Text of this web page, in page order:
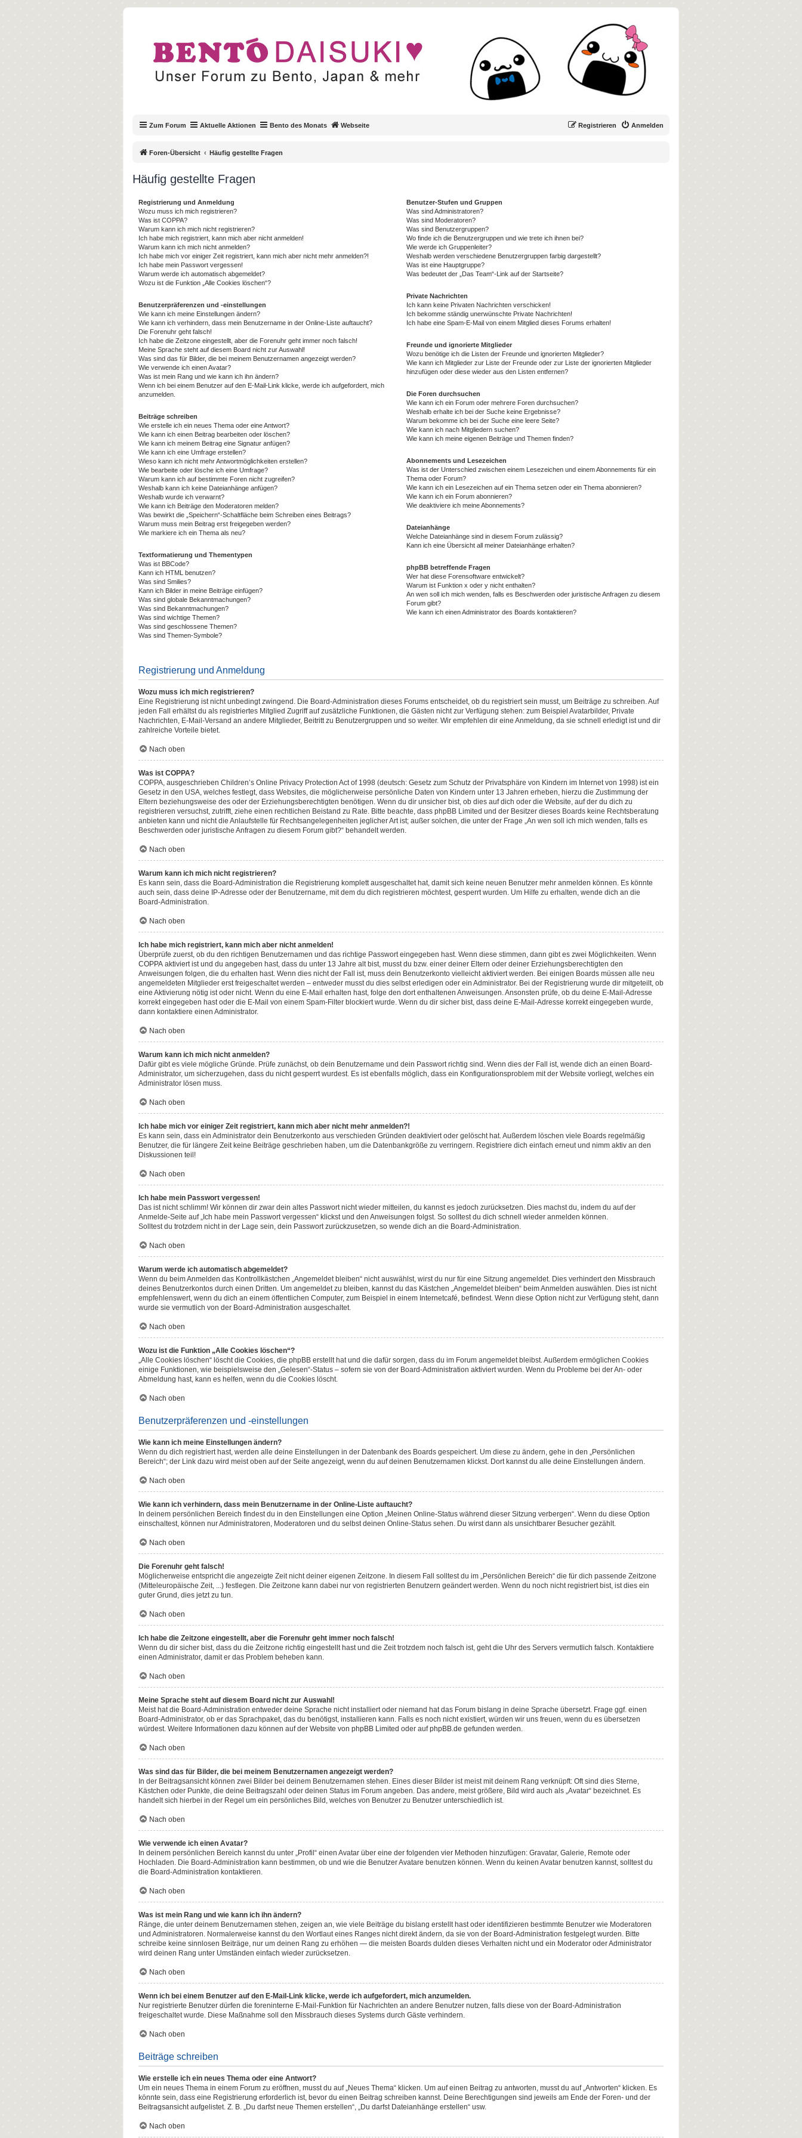
Zum Forum Aktuelle Aktionen Bento des Monats Webseite Anmelden
Registrieren
Foren-Übersicht Häufig gestellte Fragen
Häufig gestellte Fragen
Registrierung und Anmeldung
Wozu muss ich mich registrieren?
Was ist COPPA?
Warum kann ich mich nicht registrieren?
Ich habe mich registriert, kann mich aber nicht anmelden!
Warum kann ich mich nicht anmelden?
Ich habe mich vor einiger Zeit registriert, kann mich aber nicht mehr anmelden?!
Ich habe mein Passwort vergessen!
Warum werde ich automatisch abgemeldet?
Wozu ist die Funktion „Alle Cookies löschen“?
Benutzerpräferenzen und -einstellungen
Wie kann ich meine Einstellungen ändern?
Wie kann ich verhindern, dass mein Benutzername in der Online-Liste auftaucht?
Die Forenuhr geht falsch!
Ich habe die Zeitzone eingestellt, aber die Forenuhr geht immer noch falsch!
Meine Sprache steht auf diesem Board nicht zur Auswahl!
Was sind das für Bilder, die bei meinem Benutzernamen angezeigt werden?
Wie verwende ich einen Avatar?
Was ist mein Rang und wie kann ich ihn ändern?
Wenn ich bei einem Benutzer auf den E-Mail-Link klicke, werde ich aufgefordert, mich
anzumelden.
Beiträge schreiben
Wie erstelle ich ein neues Thema oder eine Antwort?
Wie kann ich einen Beitrag bearbeiten oder löschen?
Wie kann ich meinem Beitrag eine Signatur anfügen?
Wie kann ich eine Umfrage erstellen?
Wieso kann ich nicht mehr Antwortmöglichkeiten erstellen?
Wie bearbeite oder lösche ich eine Umfrage?
Warum kann ich auf bestimmte Foren nicht zugreifen?
Weshalb kann ich keine Dateianhänge anfügen?
Weshalb wurde ich verwarnt?
Wie kann ich Beiträge den Moderatoren melden?
Was bewirkt die „Speichern“-Schaltfläche beim Schreiben eines Beitrags?
Warum muss mein Beitrag erst freigegeben werden?
Wie markiere ich ein Thema als neu?
Textformatierung und Thementypen
Was ist BBCode?
Kann ich HTML benutzen?
Was sind Smilies?
Kann ich Bilder in meine Beiträge einfügen?
Was sind globale Bekanntmachungen?
Was sind Bekanntmachungen?
Was sind wichtige Themen?
Was sind geschlossene Themen?
Was sind Themen-Symbole?
Benutzer-Stufen und Gruppen
Was sind Administratoren?
Was sind Moderatoren?
Was sind Benutzergruppen?
Wo finde ich die Benutzergruppen und wie trete ich ihnen bei?
Wie werde ich Gruppenleiter?
Weshalb werden verschiedene Benutzergruppen farbig dargestellt?
Was ist eine Hauptgruppe?
Was bedeutet der „Das Team“-Link auf der Startseite?
Private Nachrichten
Ich kann keine Privaten Nachrichten verschicken!
Ich bekomme ständig unerwünschte Private Nachrichten!
Ich habe eine Spam-E-Mail von einem Mitglied dieses Forums erhalten!
Freunde und ignorierte Mitglieder
Wozu benötige ich die Listen der Freunde und ignorierten Mitglieder?
Wie kann ich Mitglieder zur Liste der Freunde oder zur Liste der ignorierten Mitglieder
hinzufügen oder diese wieder aus den Listen entfernen?
Die Foren durchsuchen
Wie kann ich ein Forum oder mehrere Foren durchsuchen?
Weshalb erhalte ich bei der Suche keine Ergebnisse?
Warum bekomme ich bei der Suche eine leere Seite?
Wie kann ich nach Mitgliedern suchen?
Wie kann ich meine eigenen Beiträge und Themen finden?
Abonnements und Lesezeichen
Was ist der Unterschied zwischen einem Lesezeichen und einem Abonnements für ein
Thema oder Forum?
Wie kann ich ein Lesezeichen auf ein Thema setzen oder ein Thema abonnieren?
Wie kann ich ein Forum abonnieren?
Wie deaktiviere ich meine Abonnements?
Dateianhänge
Welche Dateianhänge sind in diesem Forum zulässig?
Kann ich eine Übersicht all meiner Dateianhänge erhalten?
phpBB betreffende Fragen
Wer hat diese Forensoftware entwickelt?
Warum ist Funktion x oder y nicht enthalten?
An wen soll ich mich wenden, falls es Beschwerden oder juristische Anfragen zu diesem
Forum gibt?
Wie kann ich einen Administrator des Boards kontaktieren?
Registrierung und Anmeldung
Wozu muss ich mich registrieren?
Eine Registrierung ist nicht unbedingt zwingend. Die Board-Administration dieses Forums entscheidet, ob du registriert sein musst, um Beiträge zu schreiben. Auf
jeden Fall erhältst du als registriertes Mitglied Zugriff auf zusätzliche Funktionen, die Gästen nicht zur Verfügung stehen: zum Beispiel Avatarbilder, Private
Nachrichten, E-Mail-Versand an andere Mitglieder, Beitritt zu Benutzergruppen und so weiter. Wir empfehlen dir eine Anmeldung, da sie schnell erledigt ist und dir
zahlreiche Vorteile bietet.
Nach oben
Was ist COPPA?
COPPA, ausgeschrieben Children’s Online Privacy Protection Act of 1998 (deutsch: Gesetz zum Schutz der Privatsphäre von Kindern im Internet von 1998) ist ein
Gesetz in den USA, welches festlegt, dass Websites, die möglicherweise persönliche Daten von Kindern unter 13 Jahren erheben, hierzu die Zustimmung der
Eltern beziehungsweise des oder der Erziehungsberechtigten benötigen. Wenn du dir unsicher bist, ob dies auf dich oder die Website, auf der du dich zu
registrieren versuchst, zutrifft, ziehe einen rechtlichen Beistand zu Rate. Bitte beachte, dass phpBB Limited und der Besitzer dieses Boards keine Rechtsberatung
anbieten kann und nicht die Anlaufstelle für Rechtsangelegenheiten jeglicher Art ist; außer solchen, die unter der Frage „An wen soll ich mich wenden, falls es
Beschwerden oder juristische Anfragen zu diesem Forum gibt?“ behandelt werden.
Nach oben
Warum kann ich mich nicht registrieren?
Es kann sein, dass die Board-Administration die Registrierung komplett ausgeschaltet hat, damit sich keine neuen Benutzer mehr anmelden können. Es könnte
auch sein, dass deine IP-Adresse oder der Benutzername, mit dem du dich registrieren möchtest, gesperrt wurden. Um Hilfe zu erhalten, wende dich an die
Board-Administration.
Nach oben
Ich habe mich registriert, kann mich aber nicht anmelden!
Überprüfe zuerst, ob du den richtigen Benutzernamen und das richtige Passwort eingegeben hast. Wenn diese stimmen, dann gibt es zwei Möglichkeiten. Wenn
COPPA aktiviert ist und du angegeben hast, dass du unter 13 Jahre alt bist, musst du bzw. einer deiner Eltern oder deiner Erziehungsberechtigten den
Anweisungen folgen, die du erhalten hast. Wenn dies nicht der Fall ist, muss dein Benutzerkonto vielleicht aktiviert werden. Bei einigen Boards müssen alle neu
angemeldeten Mitglieder erst freigeschaltet werden – entweder musst du dies selbst erledigen oder ein Administrator. Bei der Registrierung wurde dir mitgeteilt, ob
eine Aktivierung nötig ist oder nicht. Wenn du eine E-Mail erhalten hast, folge den dort enthaltenen Anweisungen. Ansonsten prüfe, ob du deine E-Mail-Adresse
korrekt eingegeben hast oder die E-Mail von einem Spam-Filter blockiert wurde. Wenn du dir sicher bist, dass deine E-Mail-Adresse korrekt eingegeben wurde,
dann kontaktiere einen Administrator.
Nach oben
Warum kann ich mich nicht anmelden?
Dafür gibt es viele mögliche Gründe. Prüfe zunächst, ob dein Benutzername und dein Passwort richtig sind. Wenn dies der Fall ist, wende dich an einen Board-
Administrator, um sicherzugehen, dass du nicht gesperrt wurdest. Es ist ebenfalls möglich, dass ein Konfigurationsproblem mit der Website vorliegt, welches ein
Administrator lösen muss.
Nach oben
Ich habe mich vor einiger Zeit registriert, kann mich aber nicht mehr anmelden?!
Es kann sein, dass ein Administrator dein Benutzerkonto aus verschieden Gründen deaktiviert oder gelöscht hat. Außerdem löschen viele Boards regelmäßig
Benutzer, die für längere Zeit keine Beiträge geschrieben haben, um die Datenbankgröße zu verringern. Registriere dich einfach erneut und nimm aktiv an den
Diskussionen teil!
Nach oben
Ich habe mein Passwort vergessen!
Das ist nicht schlimm! Wir können dir zwar dein altes Passwort nicht wieder mitteilen, du kannst es jedoch zurücksetzen. Dies machst du, indem du auf der
Anmelde-Seite auf „Ich habe mein Passwort vergessen“ klickst und den Anweisungen folgst. So solltest du dich schnell wieder anmelden können.
Solltest du trotzdem nicht in der Lage sein, dein Passwort zurückzusetzen, so wende dich an die Board-Administration.
Nach oben
Warum werde ich automatisch abgemeldet?
Wenn du beim Anmelden das Kontrollkästchen „Angemeldet bleiben“ nicht auswählst, wirst du nur für eine Sitzung angemeldet. Dies verhindert den Missbrauch
deines Benutzerkontos durch einen Dritten. Um angemeldet zu bleiben, kannst du das Kästchen „Angemeldet bleiben“ beim Anmelden auswählen. Dies ist nicht
empfehlenswert, wenn du dich an einem öffentlichen Computer, zum Beispiel in einem Internetcafé, befindest. Wenn diese Option nicht zur Verfügung steht, dann
wurde sie vermutlich von der Board-Administration ausgeschaltet.
Nach oben
Wozu ist die Funktion „Alle Cookies löschen“?
„Alle Cookies löschen“ löscht die Cookies, die phpBB erstellt hat und die dafür sorgen, dass du im Forum angemeldet bleibst. Außerdem ermöglichen Cookies
einige Funktionen, wie beispielsweise den „Gelesen“-Status – sofern sie von der Board-Administration aktiviert wurden. Wenn du Probleme bei der An- oder
Abmeldung hast, kann es helfen, wenn du die Cookies löscht.
Nach oben
Benutzerpräferenzen und -einstellungen
Wie kann ich meine Einstellungen ändern?
Wenn du dich registriert hast, werden alle deine Einstellungen in der Datenbank des Boards gespeichert. Um diese zu ändern, gehe in den „Persönlichen
Bereich“; der Link dazu wird meist oben auf der Seite angezeigt, wenn du auf deinen Benutzernamen klickst. Dort kannst du alle deine Einstellungen ändern.
Nach oben
Wie kann ich verhindern, dass mein Benutzername in der Online-Liste auftaucht?
In deinem persönlichen Bereich findest du in den Einstellungen eine Option „Meinen Online-Status während dieser Sitzung verbergen“. Wenn du diese Option
einschaltest, können nur Administratoren, Moderatoren und du selbst deinen Online-Status sehen. Du wirst dann als unsichtbarer Besucher gezählt.
Nach oben
Die Forenuhr geht falsch!
Möglicherweise entspricht die angezeigte Zeit nicht deiner eigenen Zeitzone. In diesem Fall solltest du im „Persönlichen Bereich“ die für dich passende Zeitzone
(Mitteleuropäische Zeit, ...) festlegen. Die Zeitzone kann dabei nur von registrierten Benutzern geändert werden. Wenn du noch nicht registriert bist, ist dies ein
guter Grund, dies jetzt zu tun.
Nach oben
Ich habe die Zeitzone eingestellt, aber die Forenuhr geht immer noch falsch!
Wenn du dir sicher bist, dass du die Zeitzone richtig eingestellt hast und die Zeit trotzdem noch falsch ist, geht die Uhr des Servers vermutlich falsch. Kontaktiere
einen Administrator, damit er das Problem beheben kann.
Nach oben
Meine Sprache steht auf diesem Board nicht zur Auswahl!
Meist hat die Board-Administration entweder deine Sprache nicht installiert oder niemand hat das Forum bislang in deine Sprache übersetzt. Frage ggf. einen
Board-Administrator, ob er das Sprachpaket, das du benötigst, installieren kann. Falls es noch nicht existiert, würden wir uns freuen, wenn du es übersetzen
würdest. Weitere Informationen dazu können auf der Website von phpBB Limited oder aufphpBB.de gefunden werden.
Nach oben
Was sind das für Bilder, die bei meinem Benutzernamen angezeigt werden?
In der Beitragsansicht können zwei Bilder bei deinem Benutzernamen stehen. Eines dieser Bilder ist meist mit deinem Rang verknüpft: Oft sind dies Sterne,
Kästchen oder Punkte, die deine Beitragszahl oder deinen Status im Forum angeben. Das andere, meist größere, Bild wird auch als „Avatar“ bezeichnet. Es
handelt sich hierbei in der Regel um ein persönliches Bild, welches von Benutzer zu Benutzer unterschiedlich ist.
Nach oben
Wie verwende ich einen Avatar?
In deinem persönlichen Bereich kannst du unter „Profil“ einen Avatar über eine der folgenden vier Methoden hinzufügen: Gravatar, Galerie, Remote oder
Hochladen. Die Board-Administration kann bestimmen, ob und wie die Benutzer Avatare benutzen können. Wenn du keinen Avatar benutzen kannst, solltest du
die Board-Administration kontaktieren.
Nach oben
Was ist mein Rang und wie kann ich ihn ändern?
Ränge, die unter deinem Benutzernamen stehen, zeigen an, wie viele Beiträge du bislang erstellt hast oder identifizieren bestimmte Benutzer wie Moderatoren
und Administratoren. Normalerweise kannst du den Wortlaut eines Ranges nicht direkt ändern, da sie von der Board-Administration festgelegt wurden. Bitte
schreibe keine sinnlosen Beiträge, nur um deinen Rang zu erhöhen — die meisten Boards dulden dieses Verhalten nicht und ein Moderator oder Administrator
wird deinen Rang unter Umständen einfach wieder zurücksetzen.
Nach oben
Wenn ich bei einem Benutzer auf den E-Mail-Link klicke, werde ich aufgefordert, mich anzumelden.
Nur registrierte Benutzer dürfen die foreninterne E-Mail-Funktion für Nachrichten an andere Benutzer nutzen, falls diese von der Board-Administration
freigeschaltet wurde. Diese Maßnahme soll den Missbrauch dieses Systems durch Gäste verhindern.
Nach oben
Beiträge schreiben
Wie erstelle ich ein neues Thema oder eine Antwort?
Um ein neues Thema in einem Forum zu eröffnen, musst du auf „Neues Thema“ klicken. Um auf einen Beitrag zu antworten, musst du auf „Antworten“ klicken. Es
könnte sein, dass eine Registrierung erforderlich ist, bevor du einen Beitrag schreiben kannst. Deine Berechtigungen sind jeweils am Ende der Foren- und der
Beitragsansicht aufgelistet. Z. B. „Du darfst neue Themen erstellen“, „Du darfst Dateianhänge erstellen“ usw.
Nach oben